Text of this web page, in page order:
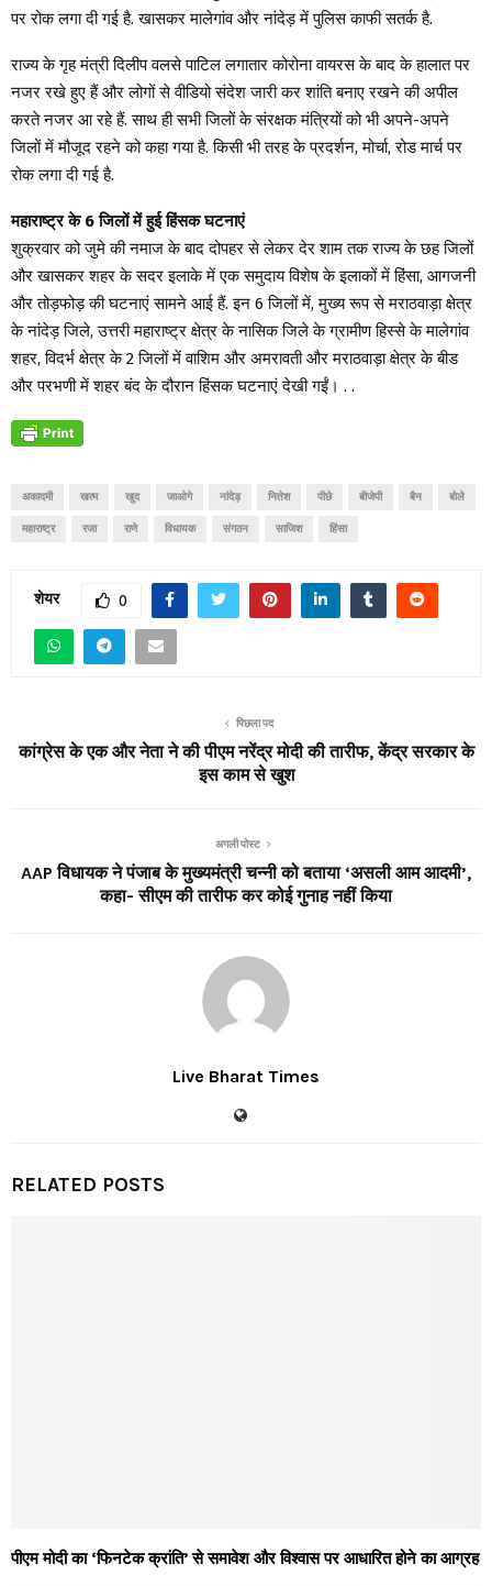
पर रोक लगा दी गई है. खासकर मालेगांव और नांदेड़ में पुलिस काफी सतर्क है.
राज्य के गृह मंत्री दिलीप वलसे पाटिल लगातार कोरोना वायरस के बाद के हालात पर
नजर रखे हुए हैं और लोगों से वीडियो संदेश जारी कर शांति बनाए रखने की अपील
करते नजर आ रहे हैं. साथ ही सभी जिलों के संरक्षक मंत्रियों को भी अपने-अपने
जिलों में मौजूद रहने को कहा गया है. किसी भी तरह के प्रदर्शन, मोर्चा, रोड मार्च पर
रोक लगा दी गई है.
महाराष्ट्र के 6 जिलों में हुई हिंसक घटनाएं
शुक्रवार को जुमे की नमाज के बाद दोपहर से लेकर देर शाम तक राज्य के छह जिलों
और खासकर शहर के सदर इलाके में एक समुदाय विशेष के इलाकों में हिंसा, आगजनी
और तोड़फोड़ की घटनाएं सामने आई हैं. इन 6 जिलों में, मुख्य रूप से मराठवाड़ा क्षेत्र
के नांदेड़ जिले, उत्तरी महाराष्ट्र क्षेत्र के नासिक जिले के ग्रामीण हिस्से के मालेगांव
शहर, विदर्भ क्षेत्र के 2 जिलों में वाशिम और अमरावती और मराठवाड़ा क्षेत्र के बीड
और परभणी में शहर बंद के दौरान हिंसक घटनाएं देखी गईं। . .
अकादमी खत्म खुद जाओगे नांदेड़ नितेश पीछे बीजेपी बैन बोले
महाराष्ट्र रजा राणे विधायक संगठन साजिश हिंसा
शेयर 0
पिछला पद
कांग्रेस के एक और नेता ने की पीएम नरेंद्र मोदी की तारीफ, केंद्र सरकार के
इस काम से खुश
अगली पोस्ट
AAP विधायक ने पंजाब के मुख्यमंत्री चन्नी को बताया ‘असली आम आदमी’,
कहा- सीएम की तारीफ कर कोई गुनाह नहीं किया
Live Bharat Times
RELATED POSTS
पीएम मोदी का ‘फिनटेक क्रांति’ से समावेश और विश्वास पर आधारित होने का आग्रह